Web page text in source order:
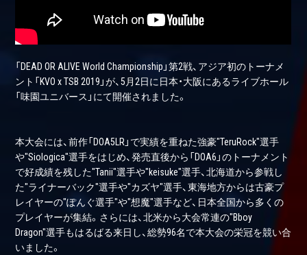
「DEAD OR ALIVE World Championship」第2戦、アジア初のトーナメ
ント「KVO x TSB 2019」が、5月2日に日本・大阪にあるライブホール
「味園ユニバース」にて開催されました。
本大会には、前作「DOA5LR」で実績を重ねた強豪"TeruRock"選手
や"Siologica"選手をはじめ、発売直後から「DOA6」のトーナメント
で好成績を残した"Tanii"選手や"keisuke"選手、北海道から参戦し
た"ライナーバック"選手や"カズヤ"選手、東海地方からは古豪プ
レイヤーの"ぽんぐ選手"や"想魔"選手など、日本全国から多くの
プレイヤーが集結。さらには、北米から大会常連の"Bboy
Dragon"選手もはるばる来日し、総勢96名で本大会の栄冠を競い合
いました。